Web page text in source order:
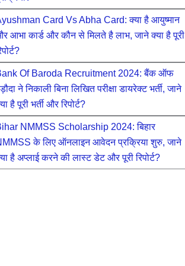
Card Vs Abha Card: क्या है आयुष्मान
आभा कार्ड और कौन से मिलते है लाभ, जाने क्या है पूरी
Of Baroda Recruitment 2024: बैंक ऑफ
ने निकाली बिना लिखित परीक्षा डायरेक्ट भर्ती, जाने
है पूरी भर्ती और रिपोर्ट?
NMMSS Scholarship 2024: बिहार
के लिए ऑनलाइन आवेदन प्रक्रिया शुरु, जाने
है अप्लाई करने की लास्ट डेट और पूरी रिपोर्ट?